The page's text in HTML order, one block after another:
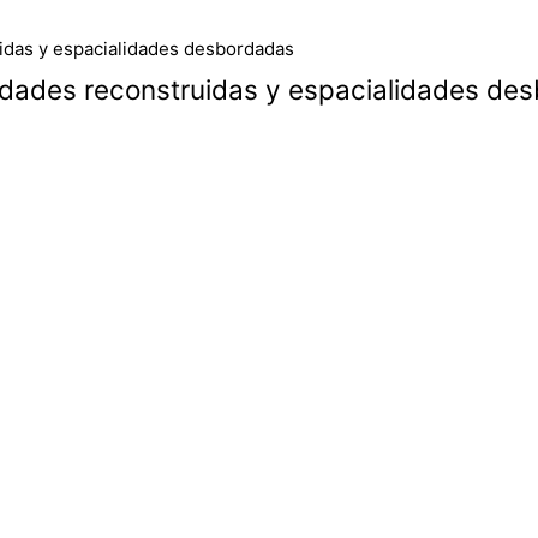
reconstruidas y espacialidades